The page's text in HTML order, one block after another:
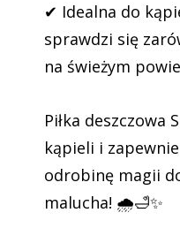
✔ Idealna do
sprawdzi się
na świeżym
Piłka
kąpieli i
odrobinę magii
malucha! 🌧️🛁✨